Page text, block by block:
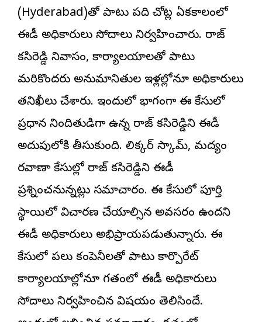
(Hyderabad)తో పాటు పది చోట్ల ఏకకాలంలో
ఈడీ అధికారులు సోదాలు నిర్వహించారు. రాజ్
కసిరెడ్డి నివాసం, కార్యాలయాలతో పాటు
మరికొందరు అనుమానితుల ఇళ్లల్లోనూ అధికారులు
తనిఖీలు చేశారు. ఇందులో భాగంగా ఈ కేసులో
ప్రధాన నిందితుడిగా ఉన్న రాజ్ కసిరెడ్డిని ఈడీ
అదుపులోకి తీసుకుంది. లిక్కర్ స్కామ్, మద్యం
రవాణా కేసుల్లో రాజ్ కసిరెడ్డిని ఈడీ
ప్రశ్నించనున్నట్లు సమాచారం. ఈ కేసులో పూర్తి
స్థాయిలో విచారణ చేయాల్సిన అవసరం ఉందని
ఈడీ అధికారులు అభిప్రాయపడుతున్నారు. ఈ
కేసులో పలు కంపెనీలతో పాటు కార్పొరేట్
కార్యాలయాల్లోనూ గతంలో ఈడీ అధికారులు
సోదాలు నిర్వహించిన విషయం తెలిసిందే.